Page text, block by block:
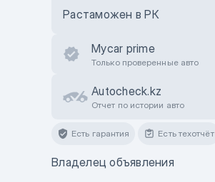
Растаможен в РК
Mycar prime
Только проверенные авто
Autocheck.kz
Отчет по истории авто
Есть гарантия Есть техотчёт
Владелец объявления